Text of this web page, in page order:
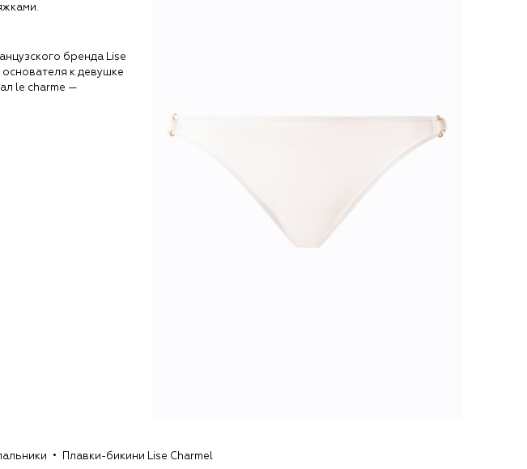
бренда Lise
к девушке
le charme —
ателье в Лионе,
Плавки-бикини Lise Charmel